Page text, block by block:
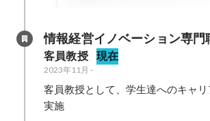
情報経営イノベーション専門
客員教授 現在
2023年11月 -
客員教授として、学生達へのキャ
実施